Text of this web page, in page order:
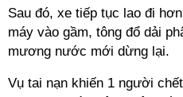
Sau đó, xe tiếp tục lao đi
máy vào gầm, tông đổ dải
mương nước mới dừng lại.
Vụ tai nạn khiến 1 người